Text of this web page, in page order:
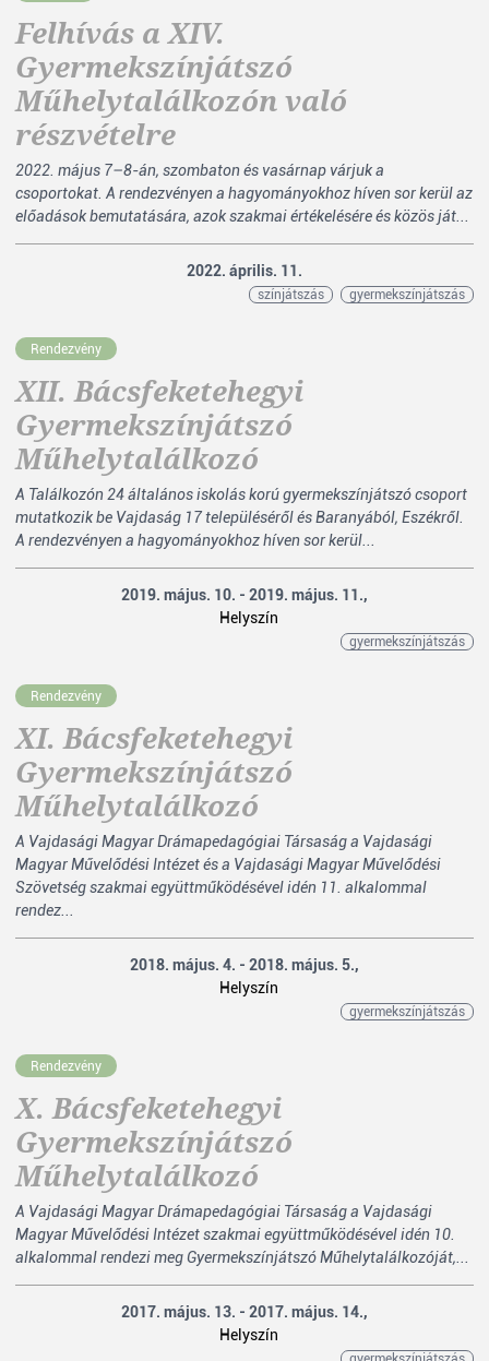
Felhívás a XIV.
Gyermekszínjátszó
Műhelytalálkozón való
részvételre
2022. május 7–8-án, szombaton és vasárnap várjuk a
csoportokat. A rendezvényen a hagyományokhoz híven sor kerül az
előadások bemutatására, azok szakmai értékelésére és közös ját...
2022. április. 11.
színjátszás gyermekszínjátszás
Rendezvény
XII. Bácsfeketehegyi
Gyermekszínjátszó
Műhelytalálkozó
A Találkozón 24 általános iskolás korú gyermekszínjátszó csoport
mutatkozik be Vajdaság 17 településéről és Baranyából, Eszékről.
A rendezvényen a hagyományokhoz híven sor kerül...
2019. május. 10. - 2019. május. 11.,
Helyszín
gyermekszínjátszás
Rendezvény
XI. Bácsfeketehegyi
Gyermekszínjátszó
Műhelytalálkozó
A Vajdasági Magyar Drámapedagógiai Társaság a Vajdasági
Magyar Művelődési Intézet és a Vajdasági Magyar Művelődési
Szövetség szakmai együttműködésével idén 11. alkalommal
rendez...
2018. május. 4. - 2018. május. 5.,
Helyszín
gyermekszínjátszás
Rendezvény
X. Bácsfeketehegyi
Gyermekszínjátszó
Műhelytalálkozó
A Vajdasági Magyar Drámapedagógiai Társaság a Vajdasági
Magyar Művelődési Intézet szakmai együttműködésével idén 10.
alkalommal rendezi meg Gyermekszínjátszó Műhelytalálkozóját,...
2017. május. 13. - 2017. május. 14.,
Helyszín